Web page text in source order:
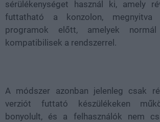
sérülékenységet használ ki, amely
futtatható a konzolon,
programok előtt, amelyek
kompatibilisek a rendszerrel.
A módszer azonban jelenleg csak
verziót futtató készülékeken
bonyolult, és a felhasználók nem